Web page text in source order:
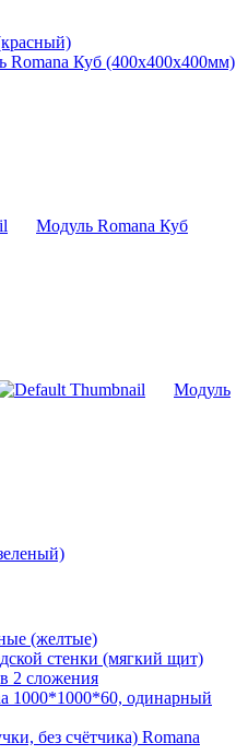
Romana Куб (400х400х400мм)
Модуль Romana Куб
Модуль
(желтые)
стенки (мягкий щит)
2 сложения
1000*1000*60, одинарный
без счётчика) Romana